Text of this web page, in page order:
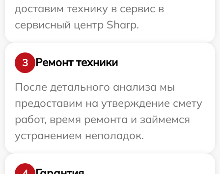
доставим технику в сервис в
сервисный центр Sharp.
3
Ремонт техники
После детального анализа мы
предоставим на утверждение смету
работ, время ремонта и займемся
устранением неполадок.